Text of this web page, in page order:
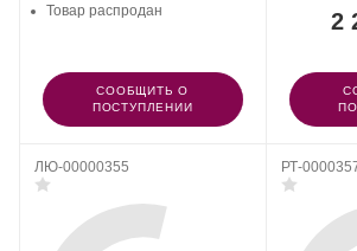
Товар распродан
СООБЩИТЬ О
ПОСТУПЛЕНИИ
2
ЛЮ-00000355 РТ-